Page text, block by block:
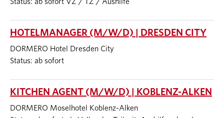
HOTELMANAGER (M/W/D) | DRESDEN CITY
DORMERO Hotel Dresden City
Status: ab sofort
KITCHEN AGENT (M/W/D) | KOBLENZ-ALKEN
DORMERO Moselhotel Koblenz-Alken